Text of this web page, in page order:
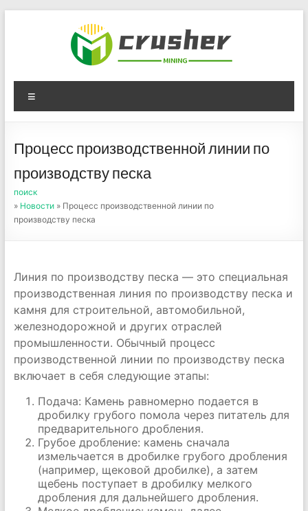
Оборудование для
дробления угля,
измельчения печного
порошка
Процесс производственной линии по
производству песка
поиск
» Новости» Процесс производственной линии по
производству песка
Линия по производству песка — это специальная
производственная линия по производству песка и
камня для строительной, автомобильной,
железнодорожной и других отраслей
промышленности. Обычный процесс
производственной линии по производству песка
включает в себя следующие этапы:
Подача: Камень равномерно подается в
дробилку грубого помола через питатель для
предварительного дробления.
Грубое дробление: камень сначала
измельчается в дробилке грубого дробления
(например, щековой дробилке), а затем
щебень поступает в дробилку мелкого
дробления для дальнейшего дробления.